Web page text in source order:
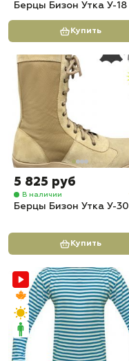
Берцы Бизон Утка У-18
Купить
5 825 руб
В наличии
Берцы Бизон Утка У-30
Купить